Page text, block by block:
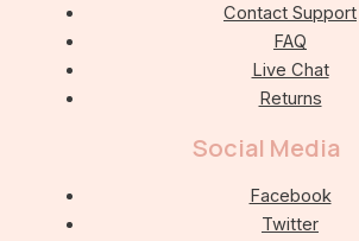
Contact Support
FAQ
Live Chat
Returns
Social Media
Facebook
Twitter